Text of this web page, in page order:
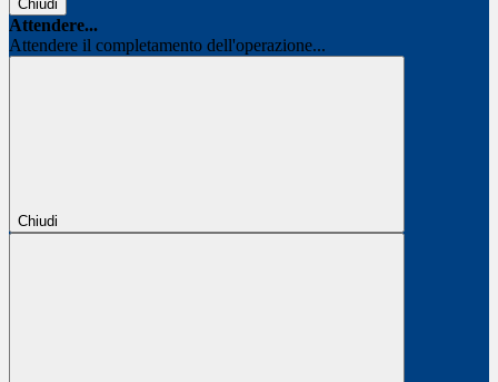
Chiudi
Attendere...
Attendere il completamento dell'operazione...
Chiudi